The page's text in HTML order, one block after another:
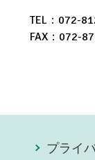
TEL：072-
FAX：072-
プライ